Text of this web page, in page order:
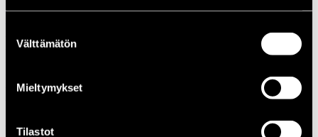
valinta
Välttämätön
Mieltymykset
Tilastot
1974
1971
1970
1968